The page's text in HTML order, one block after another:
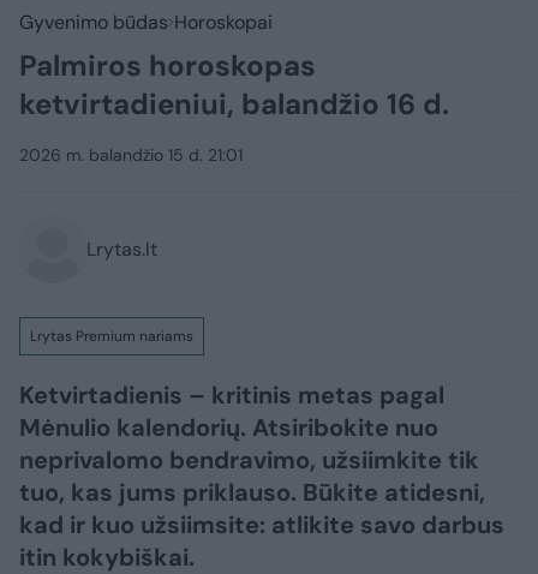
Gyvenimo būdas Horoskopai
Palmiros horoskopas
ketvirtadieniui, balandžio 16 d.
2026 m. balandžio 15 d. 21:01
Lrytas.lt
Lrytas Premium nariams
Ketvirtadienis – kritinis metas pagal
Mėnulio kalendorių. Atsiribokite nuo
neprivalomo bendravimo, užsiimkite tik
tuo, kas jums priklauso. Būkite atidesni,
kad ir kuo užsiimsite: atlikite savo darbus
itin kokybiškai.